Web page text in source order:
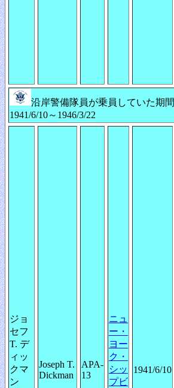
沿岸警備隊員が乗員していた期間
1941/6/10～1946/3/22
ジョ
セフ
T. デ
ィッ
クマ
ン
Joseph T.
Dickman
APA-
13
ニュ
ー・
ヨー
ク・
シッ
プビ
1941/6/10